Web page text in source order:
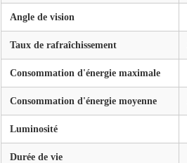
Angle de vision
Taux de rafraîchissement
Consommation d'énergie maximale
Consommation d'énergie moyenne
Luminosité
Durée de vie